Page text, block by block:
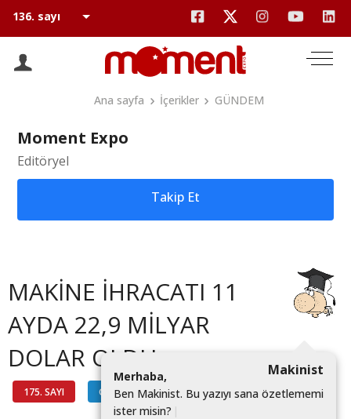
Ana sayfa İçerikler GÜNDEM
Moment Expo
Editöryel
Takip Et
MAKİNE İHRACATI 11
AYDA 22,9 MİLYAR
DOLAR OLDU
175. SAYI GÜNDEM #
Makinist
Merhaba,
Ben Makinist. Bu yazıyı sana özetlememi
ister misin? |